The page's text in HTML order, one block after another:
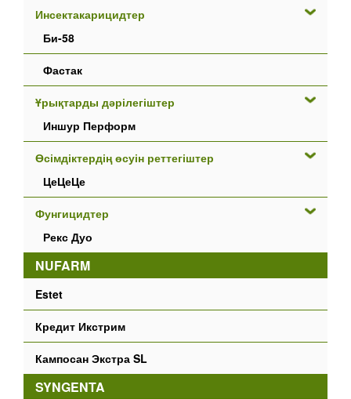
Инсектакарицидтер
Би-58
Фастак
Ұрықтарды дәрілегіштер
Иншур Перформ
Өсімдіктердің өсуін реттегіштер
ЦеЦеЦе
Фунгицидтер
Рекс Дуо
NUFARM
Estet
Кредит Икстрим
Кампосан Экстра SL
SYNGENTA